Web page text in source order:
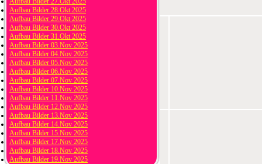
Aufbau Bilder 28.Okt 2025
Aufbau Bilder 29.Okt 2025
Aufbau Bilder 30.Okt 2025
Aufbau Bilder 31.Okt 2025
Aufbau Bilder 03.Nov 2025
Aufbau Bilder 04.Nov 2025
Aufbau Bilder 05.Nov 2025
Aufbau Bilder 06.Nov 2025
Aufbau Bilder 07.Nov 2025
Aufbau Bilder 10.Nov 2025
Aufbau Bilder 11.Nov 2025
Aufbau Bilder 12.Nov 2025
Aufbau Bilder 13.Nov 2025
Aufbau Bilder 14.Nov 2025
Aufbau Bilder 15.Nov 2025
Aufbau Bilder 17.Nov 2025
Aufbau Bilder 18.Nov 2025
Aufbau Bilder 19.Nov 2025